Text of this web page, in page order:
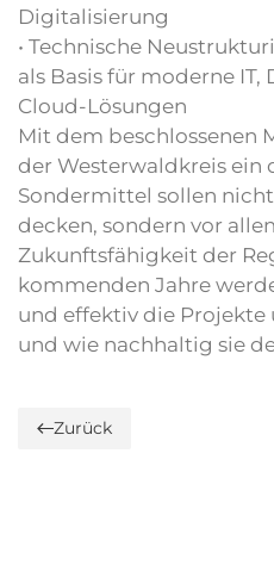
Digitalisierung
• Technische
als Basis für moderne
Cloud-Lösungen
Mit dem beschlossenen
der Westerwaldkreis ein
Sondermittel sollen
decken, sondern vor
Zukunftsfähigkeit der
kommenden Jahre
und effektiv die Projekte
und wie nachhaltig sie
Zurück